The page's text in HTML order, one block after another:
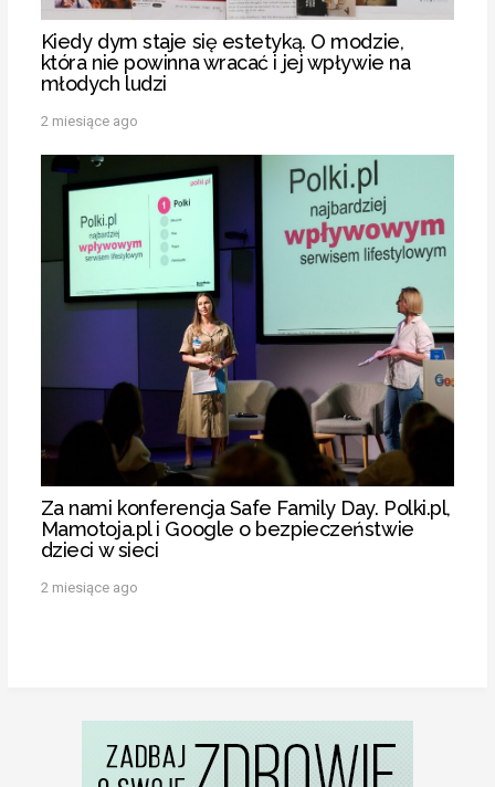
Kiedy dym staje się estetyką. O modzie,
która nie powinna wracać i jej wpływie na
młodych ludzi
2 miesiące ago
Za nami konferencja Safe Family Day. Polki.pl,
Mamotoja.pl i Google o bezpieczeństwie
dzieci w sieci
2 miesiące ago